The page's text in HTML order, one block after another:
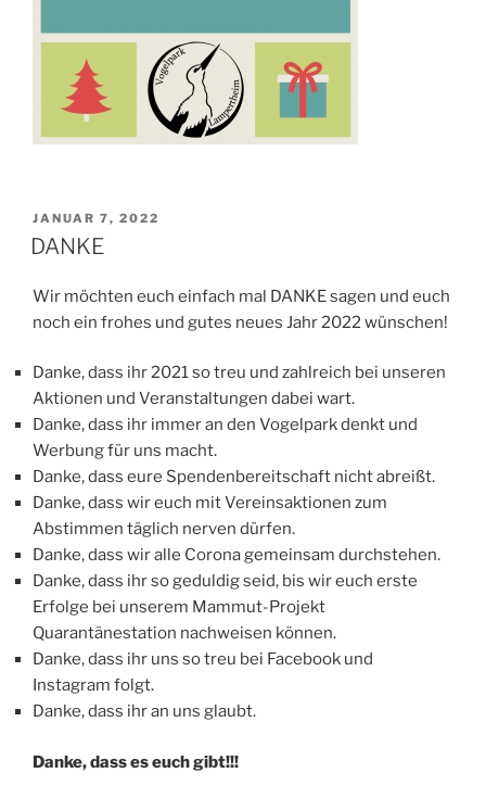
VERÖFFENTLICHT
AM
JANUAR 7, 2022
DANKE
Wir möchten euch einfach mal DANKE sagen und euch
noch ein frohes und gutes neues Jahr 2022 wünschen!
Danke, dass ihr 2021 so treu und zahlreich bei unseren
Aktionen und Veranstaltungen dabei wart.
Danke, dass ihr immer an den Vogelpark denkt und
Werbung für uns macht.
Danke, dass eure Spendenbereitschaft nicht abreißt.
Danke, dass wir euch mit Vereinsaktionen zum
Abstimmen täglich nerven dürfen.
Danke, dass wir alle Corona gemeinsam durchstehen.
Danke, dass ihr so geduldig seid, bis wir euch erste
Erfolge bei unserem Mammut-Projekt
Quarantänestation nachweisen können.
Danke, dass ihr uns so treu bei Facebook und
Instagram folgt.
Danke, dass ihr an uns glaubt.
Danke, dass es euch gibt!!!